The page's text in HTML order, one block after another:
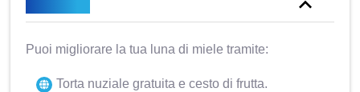
Puoi migliorare la tua luna di miele tramite:
Torta nuziale gratuita e cesto di frutta.